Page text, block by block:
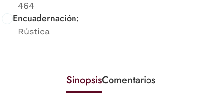
464
Encuadernación:
Rústica
SinopsisComentarios